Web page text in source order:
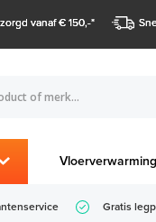
vanaf € 150,-*
Vloerverwarming
Gratis